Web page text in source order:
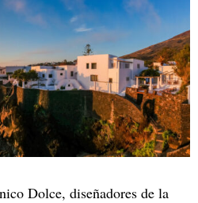
Dolce, diseñadores de la